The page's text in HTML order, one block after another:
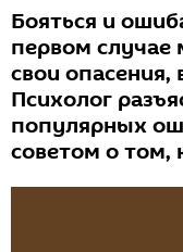
Бояться и
первом случае
свои
Психолог
популярных
советом о том,